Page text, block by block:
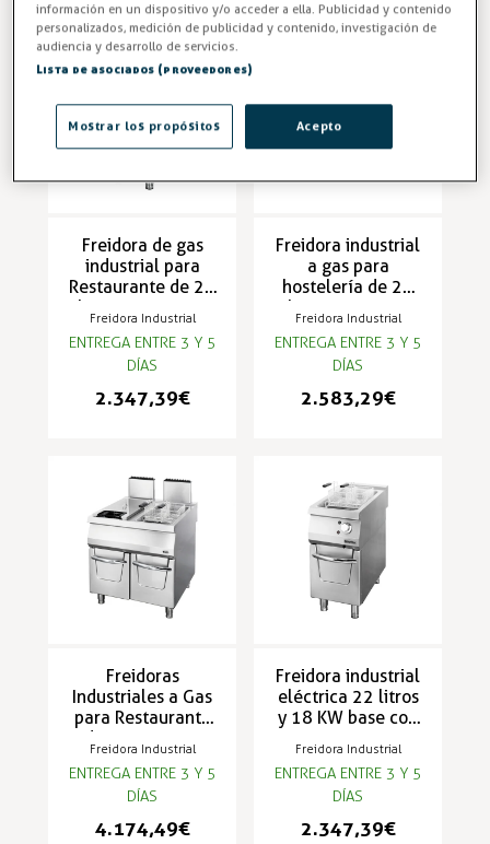
Freidora de gas
industrial para
Restaurante de 22
litros con 22 KW
de potencia -
S90NFGSP
Freidora Industrial
ENTREGA ENTRE 3 Y 5
DÍAS
2.347,39 €
Freidora industrial
a gas para
hostelería de 24
litros y 20 KW -
S70FGD
Freidora Industrial
ENTREGA ENTRE 3 Y 5
DÍAS
2.583,29 €
Freidoras
Industriales a Gas
para Restaurante
de 44 KW y 44
litros - S90NFGDP
Freidora Industrial
ENTREGA ENTRE 3 Y 5
DÍAS
4.174,49 €
Freidora industrial
eléctrica 22 litros
y 18 KW base con
Freidora Industrial
ENTREGA ENTRE 3 Y 5
DÍAS
2.347,39 €
información en un dispositivo y/o acceder a ella. Publicidad y contenido
personalizados, medición de publicidad y contenido, investigación de
audiencia y desarrollo de servicios.
Lista de asociados (proveedores)
Acepto
Mostrar los propósitos